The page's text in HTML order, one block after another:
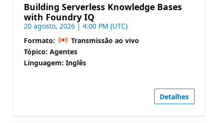
Building Serverless Knowledge Bases
with Foundry IQ
20 agosto, 2026 | 4:00 PM (UTC)
Formato:
Transmissão ao vivo
Tópico: Agentes
Linguagem: Inglês
Detalhes